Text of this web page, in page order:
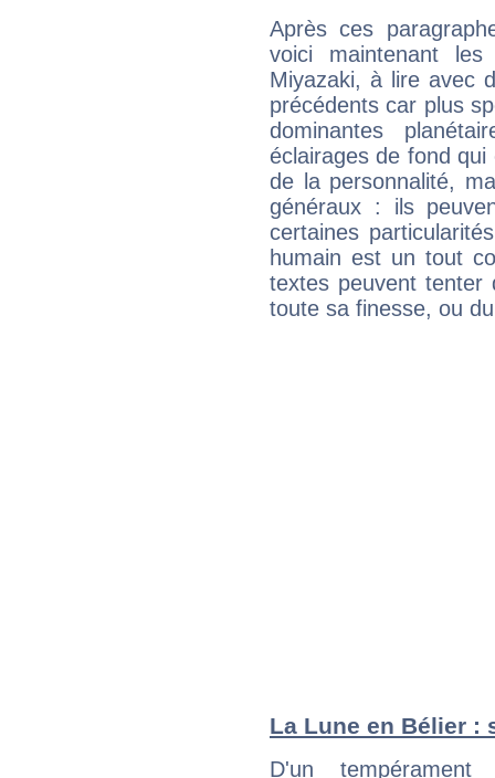
Après ces
voici maintenant
Miyazaki, à lire avec
précédents car plus
dominantes
éclairages de fond
de la personnalité,
généraux : ils
certaines
humain est un tout
textes peuvent tenter
toute sa finesse, ou
La Lune en Bélier :
D'un